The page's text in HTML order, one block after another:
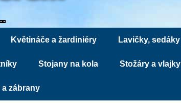
Květináče a žardiniéry Lavičky, sedáky
Stojany na kola Stožáry a vlajky
zábrany